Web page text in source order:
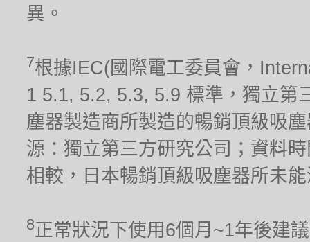
異。
7根據IEC(國際電工委員會，
1 5.1, 5.2, 5.3, 5.9 標準，獨立第
塵器製造商所製造的暢銷頂級吸
源：獨立第三方研究公司；資料
相較，日本暢銷頂級吸塵器所未
8正常狀況下使用6個月~1年後建